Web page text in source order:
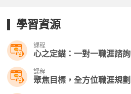
學習資源
課程
心之定錨：一對一職涯諮詢
課程
聚焦目標，全方位職涯規劃